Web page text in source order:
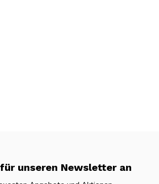
unseren Newsletter an